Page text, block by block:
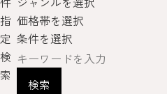
指
定
検
索
価格帯を選択
条件を選択
検索